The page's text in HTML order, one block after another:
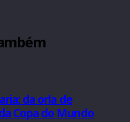
da orla de
Copa do Mundo